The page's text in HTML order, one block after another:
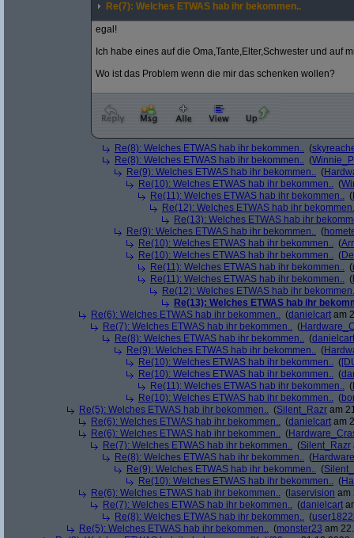
Re(7): Welches ETWAS hab ihr bekommen..
egal!
Ich habe eines auf die Oma,Tante,Elter,Schwester und auf
Wo ist das Problem wenn die mir das schenken wollen?
Re(8): Welches ETWAS hab ihr bekommen.. (
Re(8): Welches ETWAS hab ihr bekommen.. (
Re(9): Welches ETWAS hab ihr bekommen.. (
Re(10): Welches ETWAS hab ihr bekommen.. (
Re(11): Welches ETWAS hab ihr bekommen.. (
Re(12): Welches ETWAS hab ihr
Re(13): Welches ETWAS hab ihr
Re(9): Welches ETWAS hab ihr bekommen.. (
Re(10): Welches ETWAS hab ihr bekommen.. (
Re(10): Welches ETWAS hab ihr bekommen.. (
Re(11): Welches ETWAS hab ihr bekommen.. (
Re(11): Welches ETWAS hab ihr bekommen.. (
Re(12): Welches ETWAS hab ihr
Re(13): Welches ETWAS hab ihr
Re(6): Welches ETWAS hab ihr bekommen.. (danielcart am
Re(7): Welches ETWAS hab ihr bekommen.. (
Re(8): Welches ETWAS hab ihr bekommen.. (danielcart
Re(9): Welches ETWAS hab ihr bekommen.. (
Re(10): Welches ETWAS hab ihr bekommen.. (
Re(10): Welches ETWAS hab ihr bekommen.. (
Re(11): Welches ETWAS hab ihr bekommen.. (
Re(10): Welches ETWAS hab ihr bekommen.. (
Re(5): Welches ETWAS hab ihr bekommen.. (Silent_Razr am
Re(6): Welches ETWAS hab ihr bekommen.. (danielcart am
Re(6): Welches ETWAS hab ihr bekommen.. (
Re(7): Welches ETWAS hab ihr bekommen.. (Silent_Razr
Re(8): Welches ETWAS hab ihr bekommen.. (
Re(9): Welches ETWAS hab ihr bekommen.. (
Re(10): Welches ETWAS hab ihr bekommen.. (
Re(6): Welches ETWAS hab ihr bekommen.. ( laservision am
Re(7): Welches ETWAS hab ihr bekommen.. (danielcart
Re(8): Welches ETWAS hab ihr bekommen.. (
Re(5): Welches ETWAS hab ihr bekommen.. (monster23 am